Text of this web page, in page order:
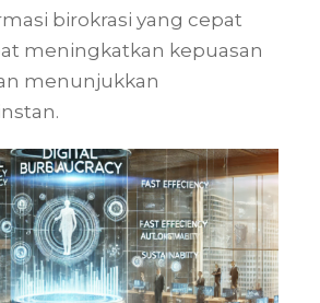
birokrasi yang cepat
meningkatkan kepuasan
menunjukkan